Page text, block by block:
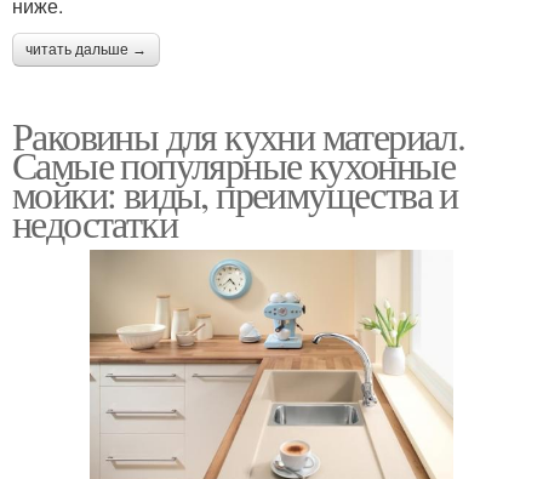
читать дальше →
Раковины для кухни материал.
Самые популярные кухонные
мойки: виды, преимущества и
недостатки